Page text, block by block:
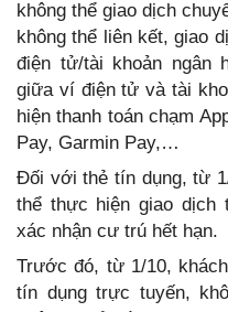
không thể giao dịch
không thể liên kết, giao
điện tử/tài khoản ngân
giữa ví điện tử và tài
hiện thanh toán chạm
Pay, Garmin Pay,…
Đối với thẻ tín dụng, từ
thể thực hiện giao dịch
xác nhận cư trú hết hạn.
Trước đó, từ 1/10,
tín dụng trực tuyến,